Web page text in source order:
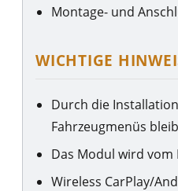
Montage- und
WICHTIGE
Durch die
Fahrzeugmenüs
Das Modul wird vom
Wireless CarPlay/